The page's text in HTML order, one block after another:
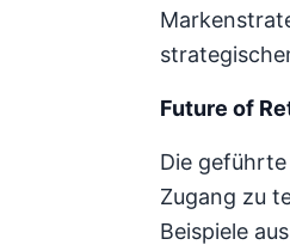
Future of
Die
Zugang zu
Beispiele